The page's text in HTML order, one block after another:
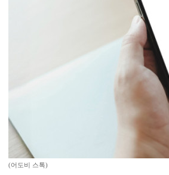
(어도비 스톡)